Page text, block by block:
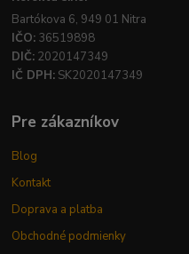
Bartókova 6, 949 01 Nitra
IČO: 36519898
DIČ: 2020147349
IČ DPH: SK2020147349
Pre zákazníkov
Blog
Kontakt
Doprava a platba
Obchodné podmienky